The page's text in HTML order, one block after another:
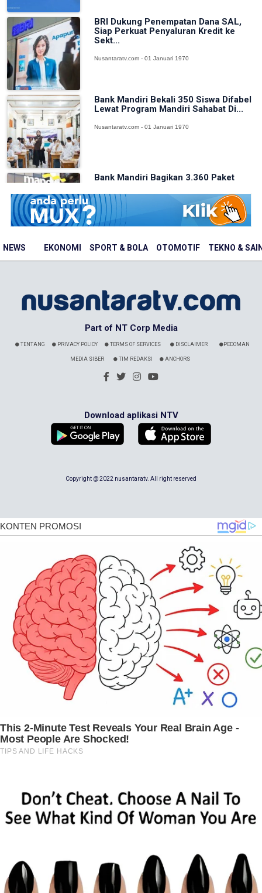
NEWS EKONOMI SPORT & BOLA OTOMOTIF TEKNO &
BRI Dukung Penempatan Dana SAL,
Siap Perkuat Penyaluran Kredit ke
Sekt...
Nusantaratv.com - 01 Januari 1970
Bank Mandiri Bekali 350 Siswa Difabel
Lewat Program Mandiri Sahabat Di...
Nusantaratv.com - 01 Januari 1970
Bank Mandiri Bagikan 3.360 Paket
H...
Nusantaratv.com - 01 Januari 1970
Part of NT Corp Media
TENTANG PRIVACY POLICY TERMS OF SERVICES DISCLAIMER PEDOMAN
MEDIA SIBER TIM REDAKSI ANCHORS
Download aplikasi NTV
Copyright @ 2022 nusantaratv. All right reserved